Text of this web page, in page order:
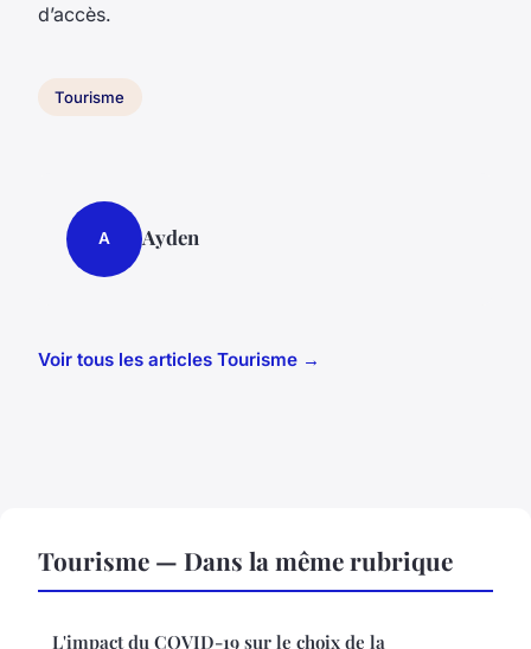
d’accès.
Tourisme
A Ayden
Voir tous les articles Tourisme →
Tourisme — Dans la même rubrique
L'impact du COVID-19 sur le choix de la